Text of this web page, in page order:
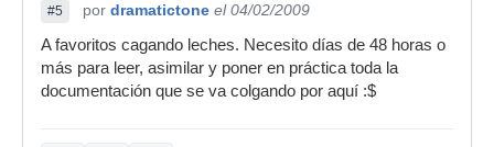
#5 por dramatictone el 04/02/2009
A favoritos cagando leches. Necesito días de 48 horas o
más para leer, asimilar y poner en práctica toda la
documentación que se va colgando por aquí :$